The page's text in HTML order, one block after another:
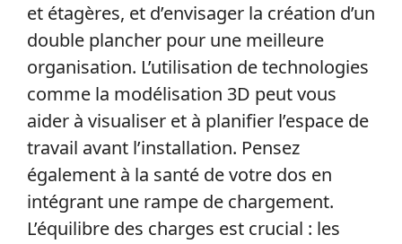
et étagères, et d’envisager la création d’un
double plancher pour une meilleure
organisation. L’utilisation de technologies
comme la modélisation 3D peut vous
aider à visualiser et à planifier l’espace de
travail avant l’installation. Pensez
également à la santé de votre dos en
intégrant une rampe de chargement.
L’équilibre des charges est crucial : les